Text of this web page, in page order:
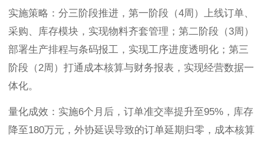
实施策略：分三阶段推进，第一阶段（4周）上线订单、
采购、库存模块，实现物料齐套管理；第二阶段（3周）
部署生产排程与条码报工，实现工序进度透明化；第三
阶段（2周）打通成本核算与财务报表，实现经营数据一
体化。
量化成效：实施6个月后，订单准交率提升至95%，库存
降至180万元，外协延误导致的订单延期归零，成本核算